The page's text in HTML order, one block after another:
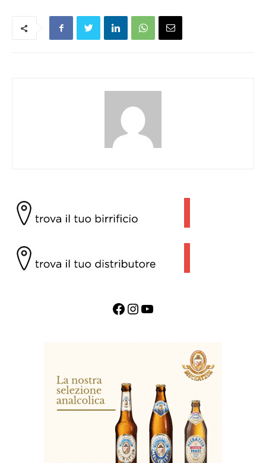
Facebook InstagramYouTube